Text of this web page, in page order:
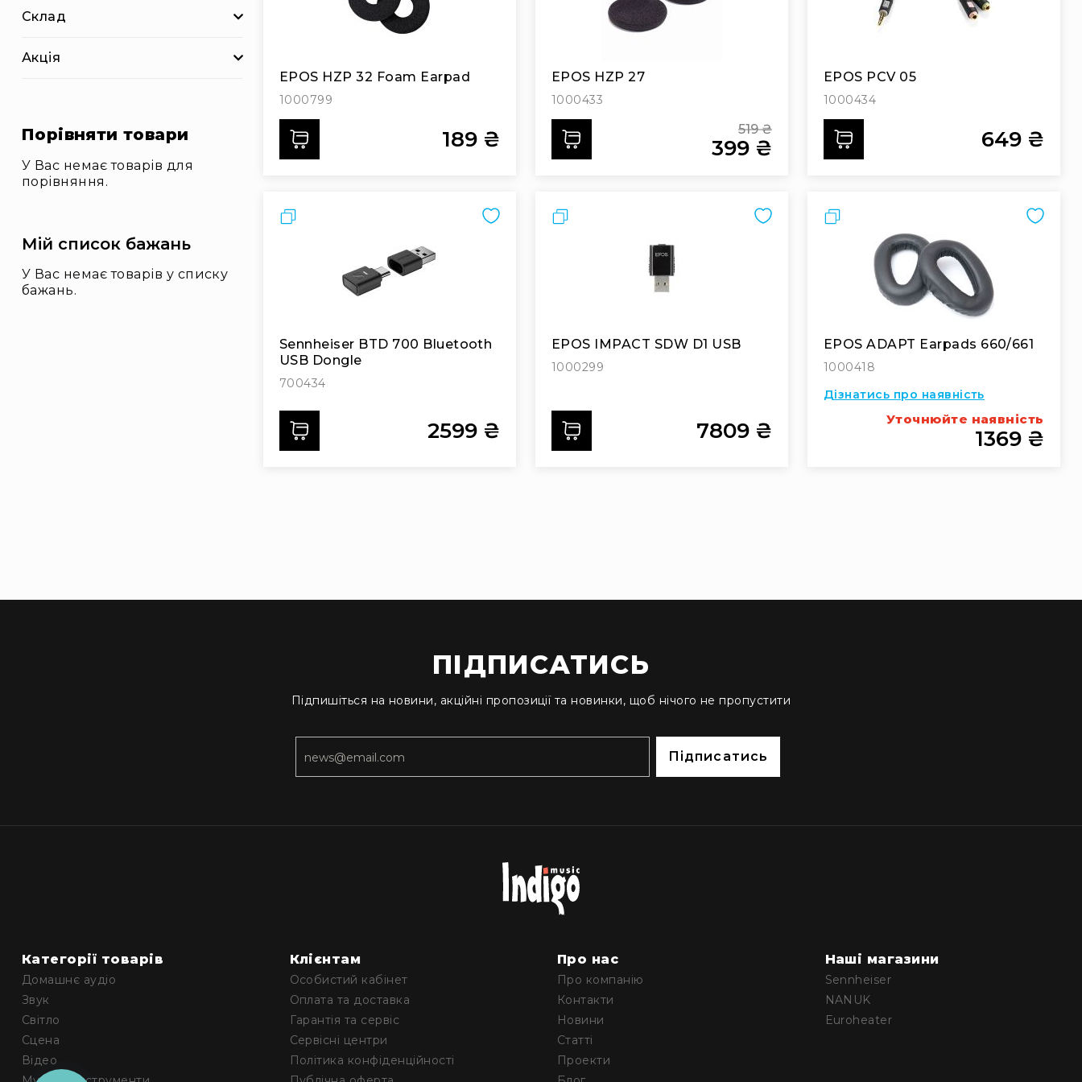
о
к
Бренди
EPOS HZP 32 Foam Earpad
1000799
189 ₴
EPOS HZP 27
1000433
399 ₴
Regular
Price
519 ₴
EPOS PCV 05
1000434
649 ₴
Порівняти
Sennheiser BTD 700 Bluetooth
USB Dongle
700434
2599 ₴
Порівняти
EPOS IMPACT SDW D1 USB
1000299
7809 ₴
Порівняти
EPOS ADAPT Earpads 660/661
1000418
Дізнатись про наявність
Уточнюйте наявність
1369 ₴
Склад
Акція
Порівняти товари
У Вас немає товарів для
порівняння.
Мій список бажань
У Вас немає товарів у списку
бажань.
ПІДПИСАТИСЬ
Підпишіться на новини, акційні пропозиції та новинки, щоб нічого не пропустити
Підписатись
Категорії товарів
Домашнє аудіо
Звук
Світло
Сцена
Відео
Клієнтам
Особистий кабінет
Оплата та доставка
Гарантія та сервіс
Сервісні центри
Політика конфіденційності
Про нас
Про компанію
Контакти
Новини
Статті
Проекти
Наші магазини
Sennheiser
NANUK
Euroheater